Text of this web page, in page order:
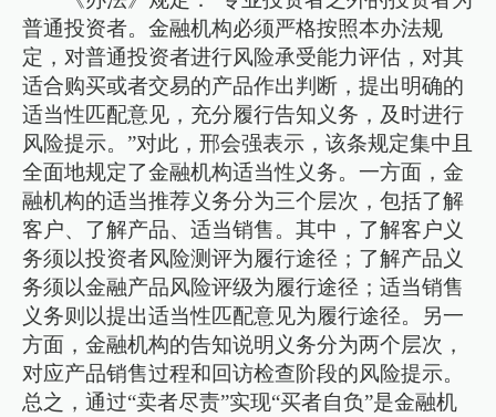
普通投资者。金融机构必须严格按照本办法规
定，对普通投资者进行风险承受能力评估，对其
适合购买或者交易的产品作出判断，提出明确的
适当性匹配意见，充分履行告知义务，及时进行
风险提示。”对此，邢会强表示，该条规定集中且
全面地规定了金融机构适当性义务。一方面，金
融机构的适当推荐义务分为三个层次，包括了解
客户、了解产品、适当销售。其中，了解客户义
务须以投资者风险测评为履行途径；了解产品义
务须以金融产品风险评级为履行途径；适当销售
义务则以提出适当性匹配意见为履行途径。另一
方面，金融机构的告知说明义务分为两个层次，
对应产品销售过程和回访检查阶段的风险提示。
总之，通过“卖者尽责”实现“买者自负”是金融机